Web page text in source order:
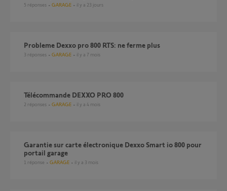
5 réponses GARAGE il y a 23 jours
probleme Dexxo pro 800 RTS: ne ferme plus
3 réponses GARAGE il y a 7 mois
Télécommande DEXXO PRO 800
2 réponses GARAGE il y a 4 mois
Garantie sur carte électronique Dexxo Smart io 800 pour
portail garage
1 réponse GARAGE il y a 3 mois